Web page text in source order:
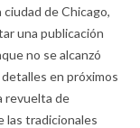
ciudad de Chicago,
una publicación
no se alcanzó
en próximos
revuelta de
las tradicionales